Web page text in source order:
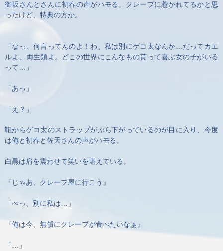
御坂さんとさんに初春の声がハモる。クレープに惹かれてるかと思
ったけど、特典の方か。
「なっ、何言ってんのよ！わ、私は別にゲコ太なんか…だってカエ
ルよ、両生類よ。どこの世界にこんなもの貰って喜ぶ女の子がいる
って…」
「あっ」
「え？」
鞄からゲコ太のストラップがぶら下がっているのが目に入り、今度
は俺と初春と佐天さんの声がハモる。
白黒は肩を震わせて笑いを堪えている。
『じゃあ、クレープ屋に行こう』
「べっ、別に私は…」
『俺は今、無償にクレープが食べたいなぁ』
「…」